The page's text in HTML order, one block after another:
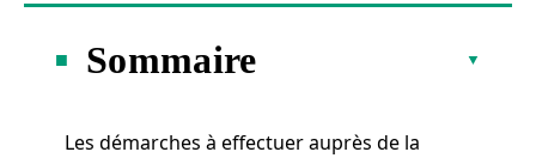
Sommaire
Les démarches à effectuer auprès de la